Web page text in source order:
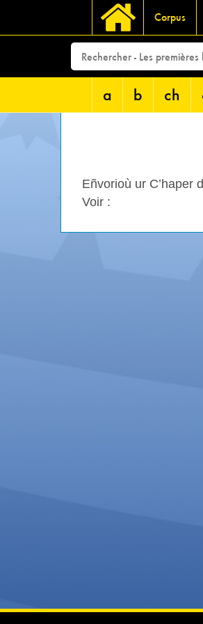
Corpus
a b ch
Eñvorioù ur C’haper
Voir :